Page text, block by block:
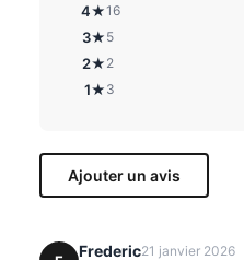
4★16
3★ 5
2★ 2
1★ 3
Ajouter un avis
Frederic21 janvier 2026